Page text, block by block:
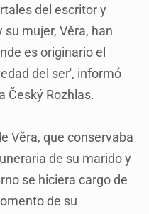
del escritor y
mujer, Věra, han
es originario el
del ser', informó
Český Rozhlas.
Věra, que conservaba
de su marido y
se hiciera cargo de
de su